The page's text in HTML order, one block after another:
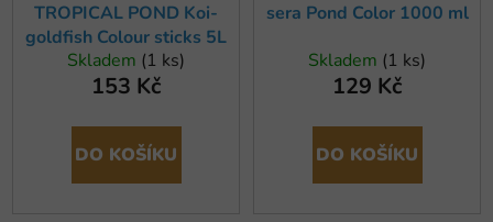
TROPICAL POND Koi-
goldfish Colour sticks 5L
Skladem (1 ks)
153 Kč
DO KOŠÍKU
sera Pond Color 1000 ml
Skladem (1 ks)
129 Kč
DO KOŠÍKU